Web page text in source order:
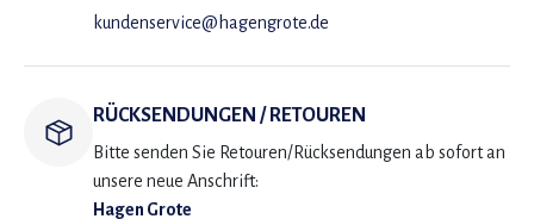
kundenservice@hagengrote.de
RÜCKSENDUNGEN / RETOUREN
Bitte senden Sie Retouren/Rücksendungen ab sofort an
unsere neue Anschrift:
Hagen Grote